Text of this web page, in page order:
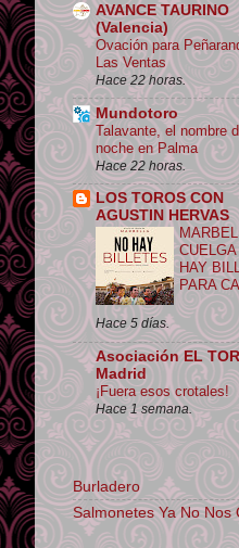
AVANCE TAURINO
(Valencia)
Ovación para
Las Ventas
Hace 22 horas.
Mundotoro
Talavante, el nombre
noche en Palma
Hace 22 horas.
LOS TOROS CON
AGUSTIN HERVAS
HAY
PARA
Hace 5 días.
Asociación EL
Madrid
¡Fuera esos crotales!
Hace 1 semana.
Burladero
Salmonetes Ya No Nos